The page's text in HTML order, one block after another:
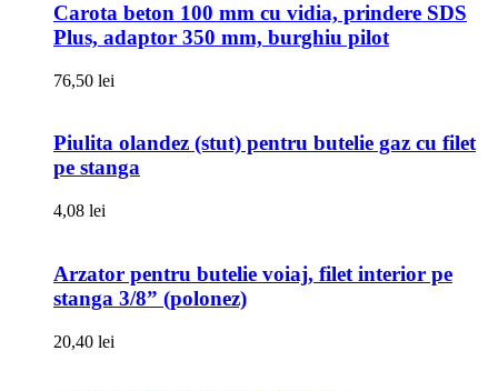
Carota beton 100 mm cu vidia, prindere SDS
Plus, adaptor 350 mm, burghiu pilot
76,50 lei
Piulita olandez (stut) pentru butelie gaz cu filet
pe stanga
4,08 lei
Arzator pentru butelie voiaj, filet interior pe
stanga 3/8” (polonez)
20,40 lei